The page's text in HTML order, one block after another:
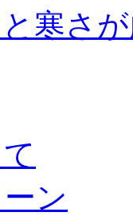
寒さ
ン